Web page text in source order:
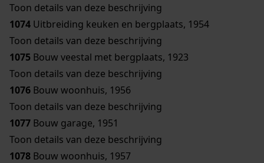
Toon details van deze beschrijving
1074 Uitbreiding keuken en bergplaats, 1954
Toon details van deze beschrijving
1075 Bouw veestal met bergplaats, 1923
Toon details van deze beschrijving
1076 Bouw woonhuis, 1956
Toon details van deze beschrijving
1077 Bouw garage, 1951
Toon details van deze beschrijving
1078 Bouw woonhuis, 1957